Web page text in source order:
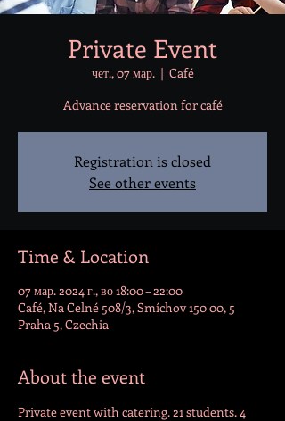
Private Event
чет., 07 мар.
  |
Café
Advance reservation for café
Registration is closed
See other events
Time & Location
07 мар. 2024 г., во 18:00 – 22:00
Café, Na Celné 508/3, Smíchov 150 00, 5
Praha 5, Czechia
About the event
Private event with catering. 21 students. 4